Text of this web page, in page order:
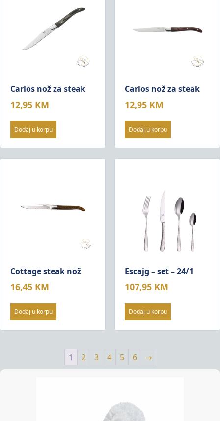
Carlos nož za steak
12,95 KM
Dodaj u korpu
Carlos nož za steak
12,95 KM
Dodaj u korpu
Cottage steak nož
16,45 KM
Dodaj u korpu
Escajg – set – 24/1
107,95 KM
Dodaj u korpu
1 2 3 4 5 6 →